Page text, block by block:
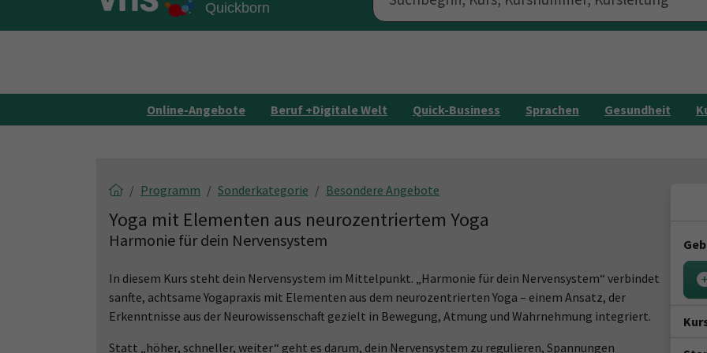
Skip to main content
Skip to page footer
Online-Angebote Beruf +Digitale Welt Quick-Business Sprachen Gesundheit
Programm Sonderkategorie Besondere Angebote
Yoga mit Elementen aus neurozentriertem Yoga
Harmonie für dein Nervensystem
In diesem Kurs steht dein Nervensystem im Mittelpunkt. „Harmonie für dein Nervensystem“ verbindet
sanfte, achtsame Yogapraxis mit Elementen aus dem neurozentrierten Yoga – einem Ansatz, der
Erkenntnisse aus der Neurowissenschaft gezielt in Bewegung, Atmung und Wahrnehmung integriert.
Statt „höher, schneller, weiter“ geht es darum, dein Nervensystem zu regulieren, Spannungen